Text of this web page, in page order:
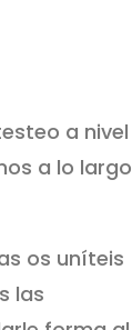
a nivel
a lo largo
os uníteis
las